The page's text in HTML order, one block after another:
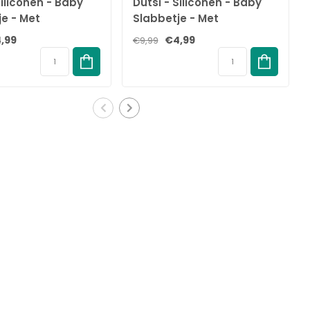
- Met
- Safari -
Slabbetje - Met
opvangbakje - Roses -
Roze
€9,99 €4,99